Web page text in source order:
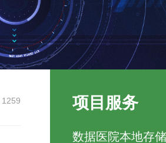
1259 项目服务
数据医院本地存储